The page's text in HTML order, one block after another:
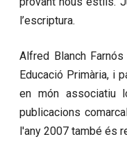
l’escriptura.
Alfred Blanch Farnós
Educació Primària, i
en món associatiu
publicacions
l'any 2007 també és